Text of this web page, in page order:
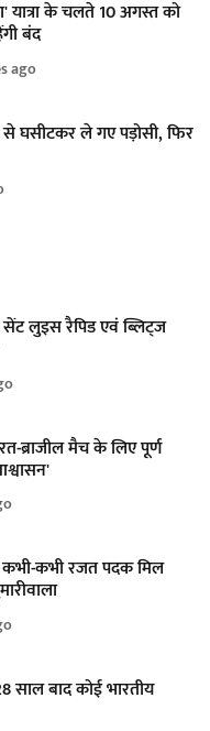
यात्रा के चलते 10 अगस्त को
बंद
ago
घसीटकर ले गए पड़ोसी, फिर
ने सेंट लुइस रैपिड एवं ब्लिट्ज
ब्राजील मैच के लिए पूर्ण
कभी-कभी रजत पदक मिल
साल बाद कोई भारतीय